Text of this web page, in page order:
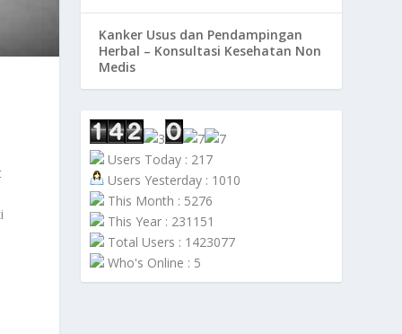
Kanker Usus dan Pendampingan
Herbal – Konsultasi Kesehatan Non
Medis
Users Today : 217
Users Yesterday : 1010
This Month : 5276
This Year : 231151
Total Users : 1423077
Who's Online : 5